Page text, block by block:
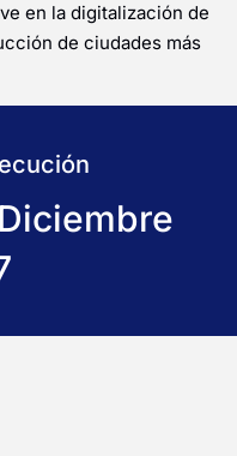
en la digitalización de
de ciudades más